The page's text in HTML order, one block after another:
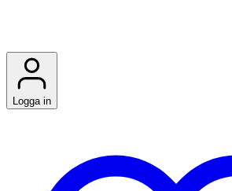
Logga in